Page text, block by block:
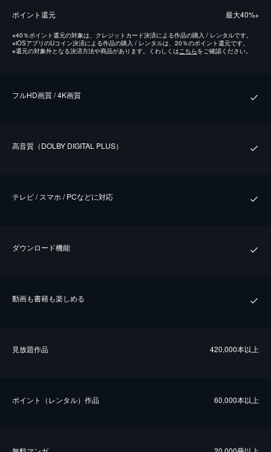
ポイント還元 最⼤40%※
※40％ポイント還元の対象は、クレジットカード決済による作品の購入 / レンタルです。
※iOSアプリのUコイン決済による作品の購入 / レンタルは、20％のポイント還元です。
※還元の対象外となる決済方法や商品があります。くわしくは こちらをご確認ください。
フルHD画質 / 4K画質
⾼⾳質（DOLBY DIGITAL PLUS）
テレビ / スマホ / PCなどに対応
ダウンロード機能
動画も書籍も楽しめる
⾒放題作品 420,000本以上
ポイント（レンタル）作品 60,000本以上